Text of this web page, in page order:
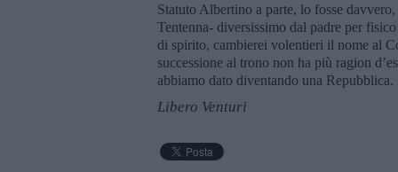
Statuto Albertino a parte, lo fosse
Tentenna- diversissimo dal padre per
di spirito, cambierei volentieri il nome al
successione al trono non ha più ragion
abbiamo dato diventando una
Libero Venturi